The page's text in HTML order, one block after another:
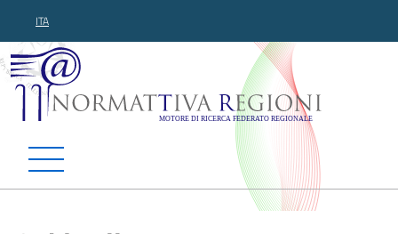
ITA
Normattiva Regioni -